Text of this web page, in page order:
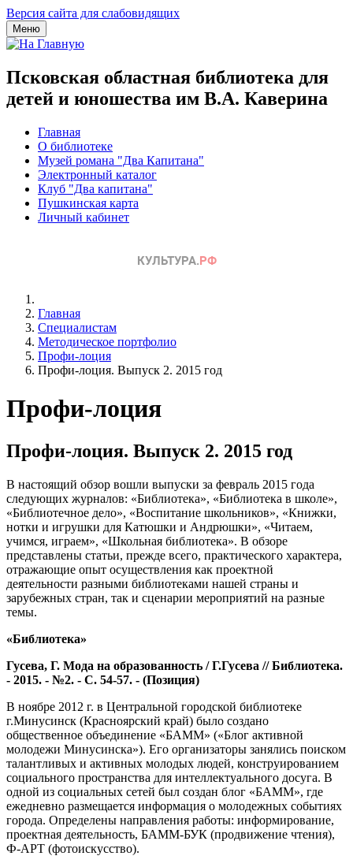
Версия сайта для слабовидящих
Меню
Псковская областная библиотека для
детей и юношества им В.А. Каверина
Главная
О библиотеке
Музей романа "Два Капитана"
Электронный каталог
Клуб "Два капитана"
Пушкинская карта
Личный кабинет
Главная
Специалистам
Методическое портфолио
Профи-лоция
Профи-лоция. Выпуск 2. 2015 год
Профи-лоция
Профи-лоция. Выпуск 2. 2015 год
В настоящий обзор вошли выпуски за февраль 2015 года
следующих журналов: «Библиотека», «Библиотека в школе»,
«Библиотечное дело», «Воспитание школьников», «Книжки,
нотки и игрушки для Катюшки и Андрюшки», «Читаем,
учимся, играем», «Школьная библиотека». В обзоре
представлены статьи, прежде всего, практического характера,
отражающие опыт осуществления как проектной
деятельности разными библиотеками нашей страны и
зарубежных стран, так и сценарии мероприятий на разные
темы.
«Библиотека»
Гусева, Г. Мода на образованность / Г.Гусева // Библиотека.
- 2015. - №2. - С. 54-57. - (Позиция)
В ноябре 2012 г. в Центральной городской библиотеке
г.Минусинск (Красноярский край) было создано
общественное объединение «БАММ» («Блог активной
молодежи Минусинска»). Его организаторы занялись поиском
талантливых и активных молодых людей, конструированием
социального пространства для интеллектуального досуга. В
одной из социальных сетей был создан блог «БАММ», где
ежедневно размещается информация о молодежных событиях
города. Определены направления работы: информирование,
проектная деятельность, БАММ-БУК (продвижение чтения),
Ф-АРТ (фотоискусство).